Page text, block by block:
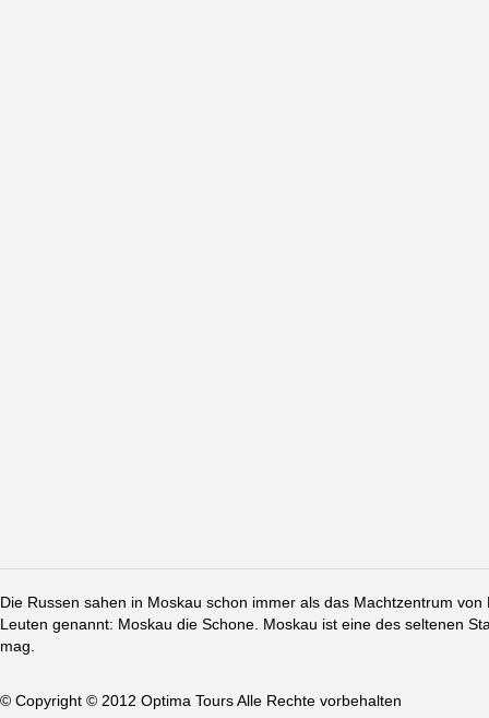
Die Russen sahen in Moskau schon immer als das Machtzentrum
Leuten genannt: Moskau die Schone. Moskau ist eine des seltenen
mag.
© Copyright © 2012 Optima Tours Alle Rechte vorbehalten